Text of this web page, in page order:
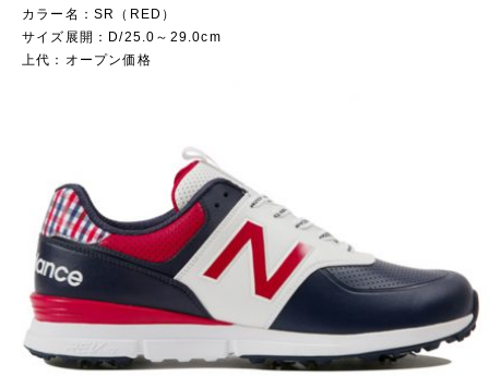
カラー名：SR（RED）
サイズ展開：D/25.0～29.0cm
上代：オープン価格